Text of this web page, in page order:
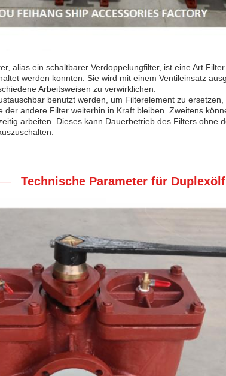
alias ein schaltbarer Verdoppelungfilter, ist eine Art
werden konnten. Sie wird mit einem Ventileinsatz
Arbeitsweisen zu verwirklichen.
benutzt werden, um Filterelement zu
der andere Filter weiterhin in Kraft bleiben. Zweitens
arbeiten. Dieses kann Dauerbetrieb des Filters ohne
Technische Parameter für